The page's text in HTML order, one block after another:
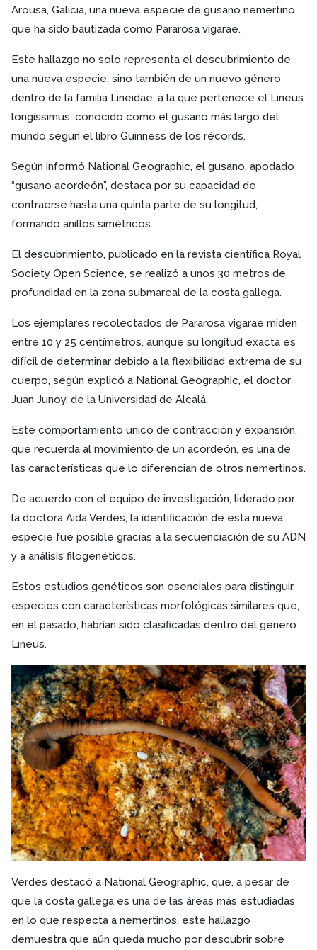
Arousa, Galicia, una nueva especie de gusano nemertino
que ha sido bautizada como Pararosa vigarae.
Este hallazgo no solo representa el descubrimiento de
una nueva especie, sino también de un nuevo género
dentro de la familia Lineidae, a la que pertenece el Lineus
longissimus, conocido como el gusano más largo del
mundo según el libro Guinness de los récords.
Según informó National Geographic, el gusano, apodado
“gusano acordeón”, destaca por su capacidad de
contraerse hasta una quinta parte de su longitud,
formando anillos simétricos.
El descubrimiento, publicado en la revista científica Royal
Society Open Science, se realizó a unos 30 metros de
profundidad en la zona submareal de la costa gallega.
Los ejemplares recolectados de Pararosa vigarae miden
entre 10 y 25 centímetros, aunque su longitud exacta es
difícil de determinar debido a la flexibilidad extrema de su
cuerpo, según explicó a National Geographic, el doctor
Juan Junoy, de la Universidad de Alcalá.
Este comportamiento único de contracción y expansión,
que recuerda al movimiento de un acordeón, es una de
las características que lo diferencian de otros nemertinos.
De acuerdo con el equipo de investigación, liderado por
la doctora Aida Verdes, la identificación de esta nueva
especie fue posible gracias a la secuenciación de su ADN
y a análisis filogenéticos.
Estos estudios genéticos son esenciales para distinguir
especies con características morfológicas similares que,
en el pasado, habrían sido clasificadas dentro del género
Lineus.
Verdes destacó a National Geographic, que, a pesar de
que la costa gallega es una de las áreas más estudiadas
en lo que respecta a nemertinos, este hallazgo
demuestra que aún queda mucho por descubrir sobre